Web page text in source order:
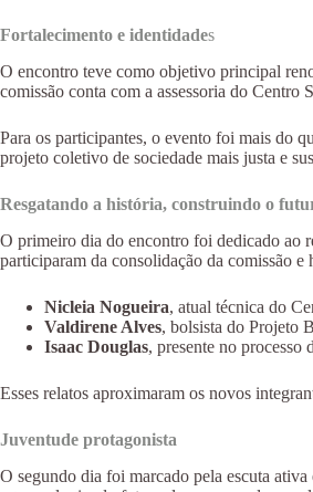
Fortalecimento e identidades
O encontro teve como objetivo principal
comissão conta com a assessoria do
Para os participantes, o evento foi mais do
projeto coletivo de sociedade mais justa e
Resgatando a história, construindo o
O primeiro dia do encontro foi dedicado ao
participaram da consolidação da comissão e
Nicleia Nogueira, atual técnica do
Valdirene Alves, bolsista do Projeto
Isaac Douglas, presente no processo
Esses relatos aproximaram os novos
Juventude protagonista
O segundo dia foi marcado pela escuta